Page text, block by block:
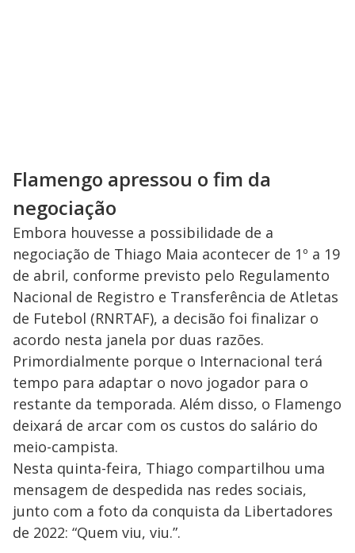
Flamengo apressou o fim da
negociação
Embora houvesse a possibilidade de a
negociação de Thiago Maia acontecer de 1º a 19
de abril, conforme previsto pelo Regulamento
Nacional de Registro e Transferência de Atletas
de Futebol (RNRTAF), a decisão foi finalizar o
acordo nesta janela por duas razões.
Primordialmente porque o Internacional terá
tempo para adaptar o novo jogador para o
restante da temporada. Além disso, o Flamengo
deixará de arcar com os custos do salário do
meio-campista.
Nesta quinta-feira, Thiago compartilhou uma
mensagem de despedida nas redes sociais,
junto com a foto da conquista da Libertadores
de 2022: “Quem viu, viu.”.